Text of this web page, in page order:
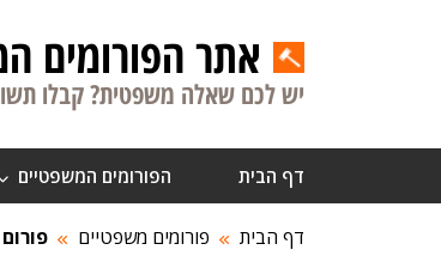
אתר הפורומים
יש לכם שאלה משפטית? קבלו
דף הבית הפורומים המשפטיים
דף הבית פורומים משפטיים